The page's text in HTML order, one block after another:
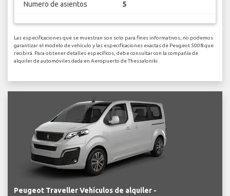
Numero de asientos 5
Las especificaciones que se muestran son solo para fines informativos, no podemos
garantizar el modelo de vehículo y las especificaciones exactas de Peugeot 5008 que
recibirá. Para obtener detalles específicos, debe consultar con la compañía de
alquiler de automóviles dada en Aeropuerto de Thessaloniki.
Peugeot Traveller Vehículos de alquiler -